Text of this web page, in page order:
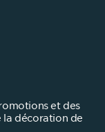
et des
la décoration de